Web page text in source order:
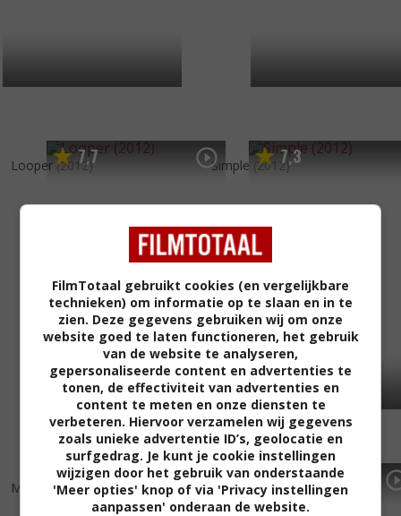
7,7
Looper (2012) 7,3
Simple (2012)
3,5
Mandrake (2010) 5,3
12 Rounds (2009)
FilmTotaal gebruikt cookies (en vergelijkbare
technieken) om informatie op te slaan en in te
zien. Deze gegevens gebruiken wij om onze
website goed te laten functioneren, het gebruik
van de website te analyseren,
gepersonaliseerde content en advertenties te
tonen, de effectiviteit van advertenties en
content te meten en onze diensten te
verbeteren. Hiervoor verzamelen wij gegevens
zoals unieke advertentie ID’s, geolocatie en
surfgedrag. Je kunt je cookie instellingen
wijzigen door het gebruik van onderstaande
'Meer opties' knop of via 'Privacy instellingen
aanpassen' onderaan de website.